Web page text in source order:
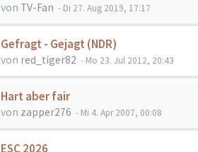
von TV-Fan - Di 27. Aug 2019, 17:17
Gefragt - Gejagt (NDR)
von red_tiger82 - Mo 23. Jul 2012, 20:43
Hart aber fair
von zapper276 - Mi 4. Apr 2007, 00:08
ESC 2026